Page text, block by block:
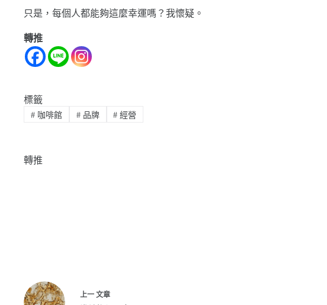
只是，每個人都能夠這麼幸運嗎？我懷疑。
轉推
標籤
#咖啡館 #品牌 # 經營
轉推
上一 文章